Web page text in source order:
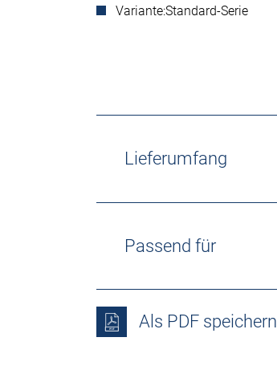
Variante:Standard-Serie
Lieferumfang
Passend für
Als PDF speichern